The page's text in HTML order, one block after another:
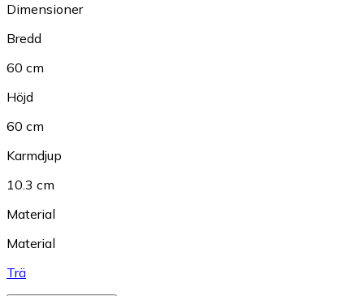
Dimensioner
Bredd
60 cm
Höjd
60 cm
Karmdjup
10.3 cm
Material
Material
Trä